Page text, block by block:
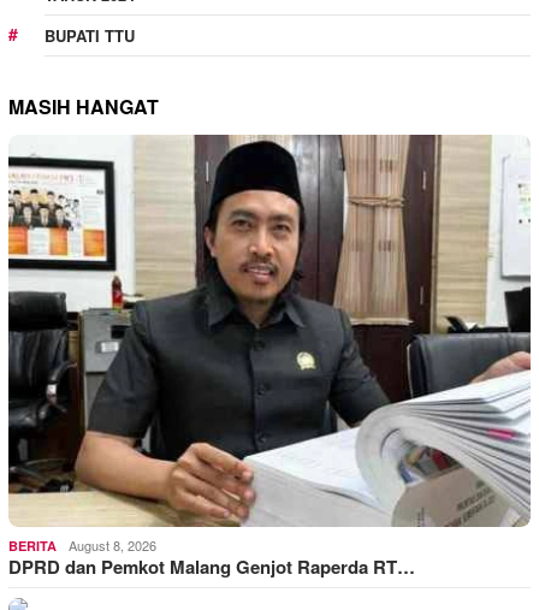
BUPATI TTU
MASIH HANGAT
BERITA August 8, 2026
DPRD dan Pemkot Malang Genjot Raperda RT…